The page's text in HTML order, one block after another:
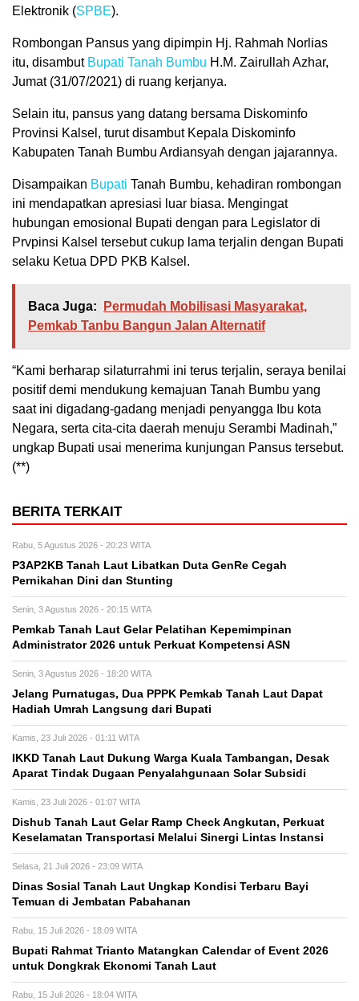
Elektronik (SPBE).
Rombongan Pansus yang dipimpin Hj. Rahmah Norlias
itu, disambut Bupati Tanah Bumbu H.M. Zairullah Azhar,
Jumat (31/07/2021) di ruang kerjanya.
Selain itu, pansus yang datang bersama Diskominfo
Provinsi Kalsel, turut disambut Kepala Diskominfo
Kabupaten Tanah Bumbu Ardiansyah dengan jajarannya.
Disampaikan Bupati Tanah Bumbu, kehadiran rombongan
ini mendapatkan apresiasi luar biasa. Mengingat
hubungan emosional Bupati dengan para Legislator di
Prvpinsi Kalsel tersebut cukup lama terjalin dengan Bupati
selaku Ketua DPD PKB Kalsel.
Baca Juga:
Permudah Mobilisasi Masyarakat,
Pemkab Tanbu Bangun Jalan Alternatif
“Kami berharap silaturrahmi ini terus terjalin, seraya benilai
positif demi mendukung kemajuan Tanah Bumbu yang
saat ini digadang-gadang menjadi penyangga Ibu kota
Negara, serta cita-cita daerah menuju Serambi Madinah,”
ungkap Bupati usai menerima kunjungan Pansus tersebut.
(**)
BERITA TERKAIT
Rabu, 5 Agustus 2026 - 20:23 WITA
P3AP2KB Tanah Laut Libatkan Duta GenRe Cegah
Pernikahan Dini dan Stunting
Senin, 3 Agustus 2026 - 20:15 WITA
Pemkab Tanah Laut Gelar Pelatihan Kepemimpinan
Administrator 2026 untuk Perkuat Kompetensi ASN
Senin, 3 Agustus 2026 - 18:20 WITA
Jelang Purnatugas, Dua PPPK Pemkab Tanah Laut Dapat
Hadiah Umrah Langsung dari Bupati
Kamis, 23 Juli 2026 - 01:11 WITA
IKKD Tanah Laut Dukung Warga Kuala Tambangan, Desak
Aparat Tindak Dugaan Penyalahgunaan Solar Subsidi
Kamis, 23 Juli 2026 - 01:07 WITA
Dishub Tanah Laut Gelar Ramp Check Angkutan, Perkuat
Keselamatan Transportasi Melalui Sinergi Lintas Instansi
Selasa, 21 Juli 2026 - 23:09 WITA
Dinas Sosial Tanah Laut Ungkap Kondisi Terbaru Bayi
Temuan di Jembatan Pabahanan
Rabu, 15 Juli 2026 - 18:09 WITA
Bupati Rahmat Trianto Matangkan Calendar of Event 2026
untuk Dongkrak Ekonomi Tanah Laut
Rabu, 15 Juli 2026 - 18:04 WITA